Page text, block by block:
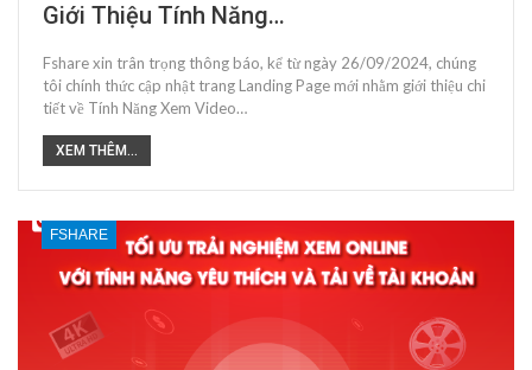
Giới Thiệu Tính Năng…
Fshare xin trân trọng thông báo, kể từ ngày 26/09/2024, chúng
tôi chính thức cập nhật trang Landing Page mới nhằm giới thiệu chi
tiết về Tính Năng Xem Video…
XEM THÊM...
FSHARE